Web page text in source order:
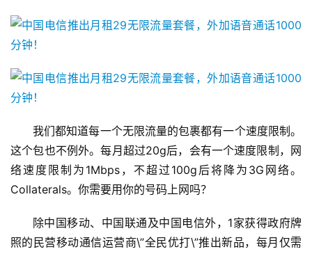
我们都知道每一个无限流量的包裹都有一个速度限制。
这个包也不例外。每月超过20g后，会有一个速度限制，网
络速度限制为1Mbps，不超过100g后将降为3G网络。
Collaterals。你需要用你的号码上网吗？
除中国移动、中国联通及中国电信外，1家获得政府牌
照的民营移动通信运营商\”全民优打\”推出新品，每月仅需